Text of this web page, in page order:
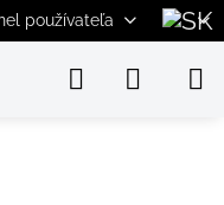
používateľa